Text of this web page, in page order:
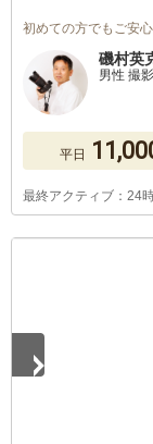
初めての方でもご安心
磯村英
男性 撮
平日
最終アクティブ：24